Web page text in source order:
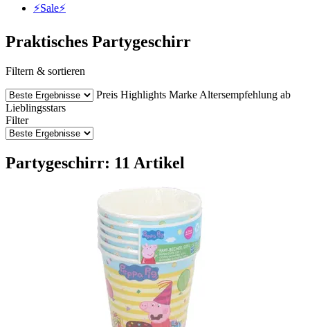
⚡️Sale⚡️
Praktisches Partygeschirr
Filtern & sortieren
Preis Highlights Marke Altersempfehlung ab
Lieblingsstars
Filter
Partygeschirr: 11 Artikel